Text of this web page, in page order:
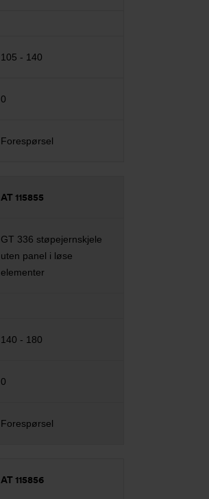
105 - 140
0
Forespørsel
AT 115855
GT 336 støpejernskjele
uten panel i løse
elementer
140 - 180
0
Forespørsel
AT 115856